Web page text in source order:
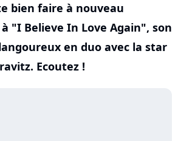
bien faire à nouveau
"I Believe In Love Again", son
en duo avec la star
Ecoutez !